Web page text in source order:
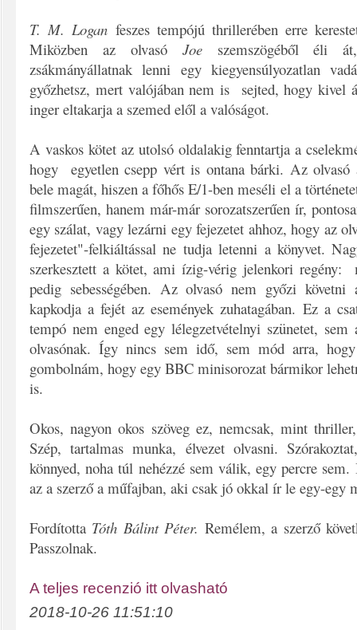
T. M. Logan feszes tempójú thrillerében erre
Miközben az olvasó Joe szemszögéből éli
zsákmányállatnak lenni egy kiegyensúlyozatlan
győzhetsz, mert valójában nem is sejted, hogy kivel
inger eltakarja a szemed elől a valóságot.
A vaskos kötet az utolsó oldalakig fenntartja a
hogy egyetlen csepp vért is ontana bárki. Az olvasó
bele magát, hiszen a főhős E/1-ben meséli el a
filmszerűen, hanem már-már sorozatszerűen ír,
egy szálat, vagy lezárni egy fejezetet ahhoz, hogy az
fejezetet"-felkiáltással ne tudja letenni a könyvet.
szerkesztett a kötet, ami ízig-vérig jelenkori regény:
pedig sebességében. Az olvasó nem győzi
kapkodja a fejét az események zuhatagában. Ez a
tempó nem enged egy lélegzetvételnyi szünetet, sem
olvasónak. Így nincs sem idő, sem mód arra,
gombolnám, hogy egy BBC minisorozat bármikor
is.
Okos, nagyon okos szöveg ez, nemcsak, mint
Szép, tartalmas munka, élvezet olvasni.
könnyed, noha túl nehézzé sem válik, egy percre
az a szerző a műfajban, aki csak jó okkal ír le egy-egy
Fordította Tóth Bálint Péter. Remélem, a szerző
Passzolnak.
A teljes recenzió itt olvasható
2018-10-26 11:51:10